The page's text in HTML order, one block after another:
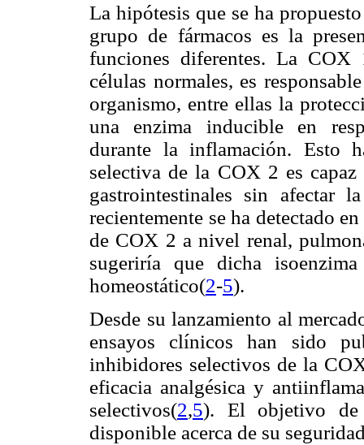
La hipótesis que se ha
grupo de fármacos es la
funciones diferentes. La COX
células normales, es
organismo, entre ellas la
una enzima inducible en
durante la inflamación. Esto
selectiva de la COX 2 es
gastrointestinales sin afectar
recientemente se ha detectado
de COX 2 a nivel renal,
sugeriría que dicha
homeostático(2-5).
Desde su lanzamiento al
ensayos clínicos han sido
inhibidores selectivos de la
eficacia analgésica y
selectivos(2,5). El objetivo de
disponible acerca de su